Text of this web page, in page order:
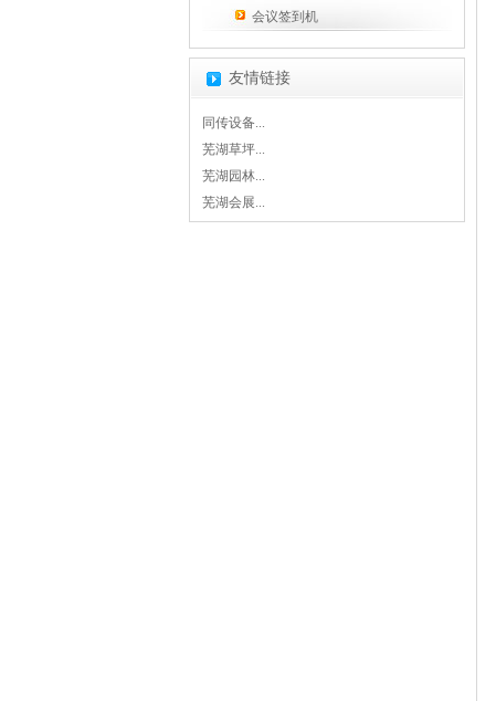
会议签到机
友情链接
同传设备...
芜湖草坪...
芜湖园林...
芜湖会展...